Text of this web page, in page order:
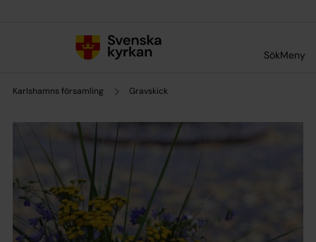
SökMeny
Karlshamns församling Gravskick